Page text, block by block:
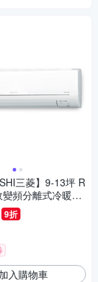
三菱】9-13坪 R
頻分離式冷暖冷
MSZ-GA71N
9折
入購物車